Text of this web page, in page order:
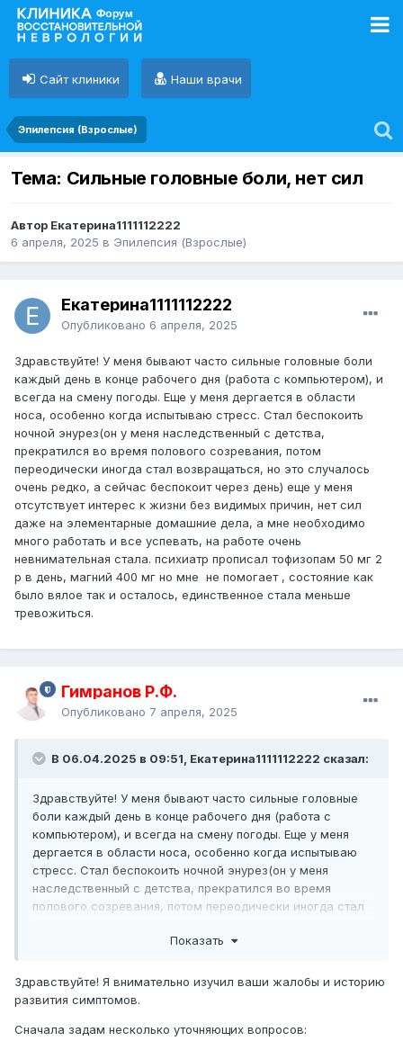
Сайт клиники Наши врачи
Эпилепсия (Взрослые)
Тема: Сильные головные боли, нет сил
Автор Екатерина1111112222
6 апреля, 2025 в Эпилепсия (Взрослые)
Екатерина1111112222
Опубликовано 6 апреля, 2025
Здравствуйте! У меня бывают часто сильные головные боли
каждый день в конце рабочего дня (работа с компьютером), и
всегда на смену погоды. Еще у меня дергается в области
носа, особенно когда испытываю стресс. Стал беспокоить
ночной энурез(он у меня наследственный с детства,
прекратился во время полового созревания, потом
переодически иногда стал возвращаться, но это случалось
очень редко, а сейчас беспокоит через день) еще у меня
отсутствует интерес к жизни без видимых причин, нет сил
даже на элементарные домашние дела, а мне необходимо
много работать и все успевать, на работе очень
невнимательная стала. психиатр прописал тофизопам 50 мг 2
р в день, магний 400 мг но мне не помогает , состояние как
было вялое так и осталось, единственное стала меньше
тревожиться.
Гимранов Р.Ф.
Опубликовано 7 апреля, 2025
В 06.04.2025 в 09:51, Екатерина1111112222 сказал:
Здравствуйте! У меня бывают часто сильные головные
боли каждый день в конце рабочего дня (работа с
компьютером), и всегда на смену погоды. Еще у меня
дергается в области носа, особенно когда испытываю
стресс. Стал беспокоить ночной энурез(он у меня
наследственный с детства, прекратился во время
полового созревания, потом переодически иногда стал
беспокоит через день) еще у меня отсутствует интерес к
элементарные домашние дела, а мне необходимо много
работать и все успевать, на работе очень
мг 2 р в день, магний 400 мг но мне не помогает ,
Показать
Здравствуйте! Я внимательно изучил ваши жалобы и историю
развития симптомов.
Сначала задам несколько уточняющих вопросов: